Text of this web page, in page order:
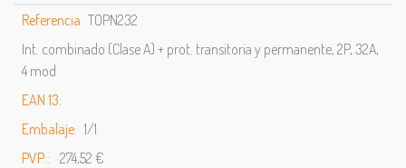
Referencia TOPN232
Int. combinado (Clase A) + prot. transitoria y permanente, 2P, 32A,
4 mod
EAN 13:
Embalaje: 1/1
PVP:: 274,52 €